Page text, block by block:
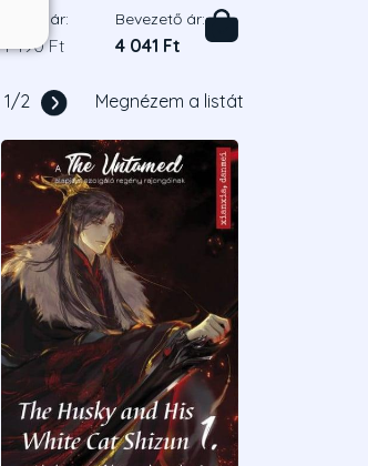
Borító ár:
4 490 Ft
Bevezető ár:
4 041 Ft
1/2 Megnézem a listát